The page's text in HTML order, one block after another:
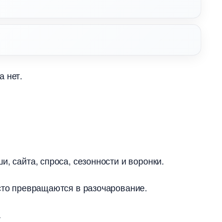
нет.
сайта, спроса, сезонности и воронки.
превращаются в разочарование.